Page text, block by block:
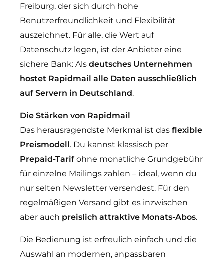
Freiburg, der sich durch hohe
Benutzerfreundlichkeit und Flexibilität
auszeichnet. Für alle, die Wert auf
Datenschutz legen, ist der Anbieter eine
sichere Bank: Als deutsches Unternehmen
hostet Rapidmail alle Daten ausschließlich
auf Servern in Deutschland.
Die Stärken von Rapidmail
Das herausragendste Merkmal ist das flexible
Preismodell. Du kannst klassisch per
Prepaid-Tarifohne monatliche Grundgebühr
für einzelne Mailings zahlen – ideal, wenn du
nur selten Newsletter versendest. Für den
regelmäßigen Versand gibt es inzwischen
aber auch preislich attraktive Monats-Abos.
Die Bedienung ist erfreulich einfach und die
Auswahl an modernen, anpassbaren